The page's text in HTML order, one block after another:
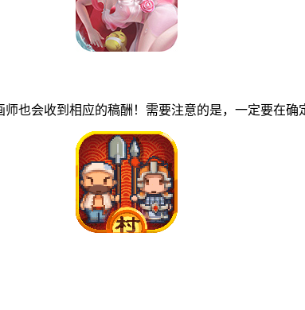
会收到相应的稿酬！需要注意的是，一定要在确